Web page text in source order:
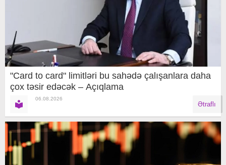
"Card to card" limitləri bu sahədə çalışanlara daha
çox təsir edəcək – Açıqlama
06.08.2026
Ətraflı